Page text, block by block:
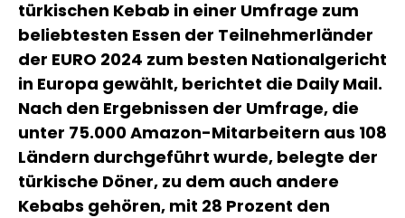
türkischen Kebab in einer Umfrage zum
beliebtesten Essen der Teilnehmerländer
der EURO 2024 zum besten Nationalgericht
in Europa gewählt, berichtet die Daily Mail.
Nach den Ergebnissen der Umfrage, die
unter 75.000 Amazon-Mitarbeitern aus 108
Ländern durchgeführt wurde, belegte der
türkische Döner, zu dem auch andere
Kebabs gehören, mit 28 Prozent den